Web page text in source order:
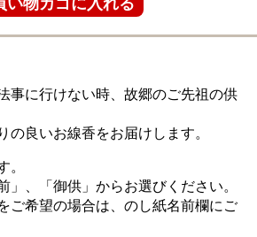
事に行けない時、故郷のご先祖の供
の良いお線香をお届けします。
。
」、「御供」からお選びください。
ご希望の場合は、のし紙名前欄にご